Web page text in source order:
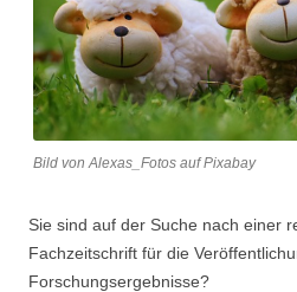
Bild von Alexas_Fotos auf Pixabay
Sie sind auf der Suche nach einer
Fachzeitschrift für die
Forschungsergebnisse?